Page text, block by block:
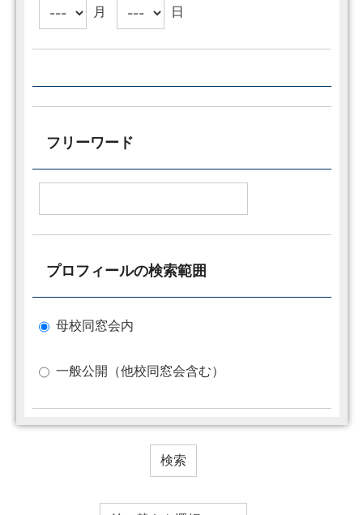
月 日
フリーワード
プロフィールの検索範囲
母校同窓会内
一般公開（他校同窓会含む）